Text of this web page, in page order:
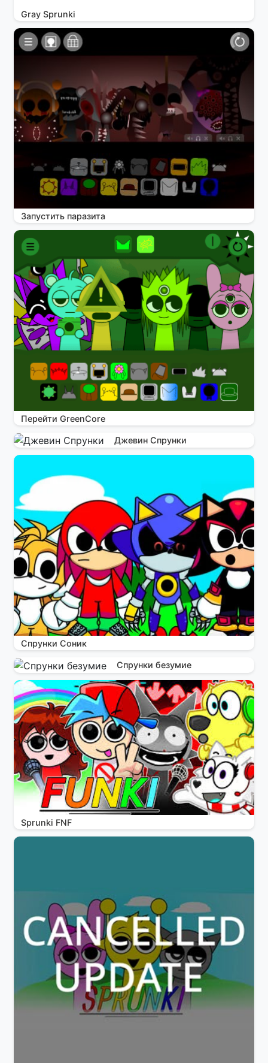
Gray Sprunki
Запустить паразита
Перейти GreenCore
Джевин Спрунки
Спрунки Соник
Спрунки безумие
Sprunki FNF